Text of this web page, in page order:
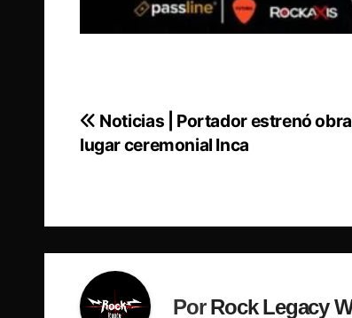
Navegación
de
Noticias | Portador estrenó
lugar ceremonial Inca
PorRock Legacy